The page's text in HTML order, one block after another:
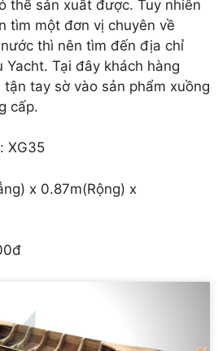
thể sản xuất được. Tuy nhiên
tìm một đơn vị chuyên về
thì nên tìm đến địa chỉ
Yacht. Tại đây khách hàng
tay sờ vào sản phẩm xuồng
cấp.
XG35
x 0.87m(Rộng) x